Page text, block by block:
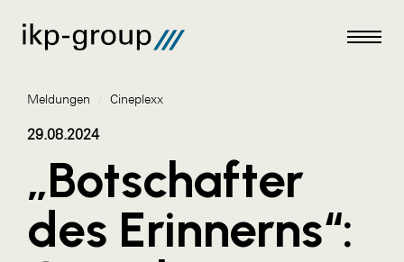
Meldungen
AKTUELLES
Meldungen / Cineplexx
29.08.2024
„Botschafter
des Erinnerns“: